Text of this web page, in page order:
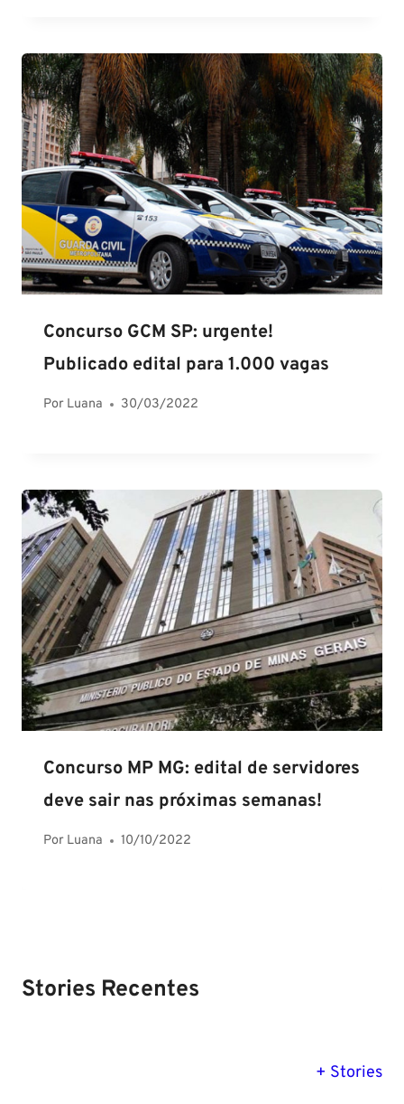
Concurso GCM SP: urgente!
Publicado edital para 1.000 vagas
Por Luana 30/03/2022
Concurso MP MG: edital de servidores
deve sair nas próximas semanas!
Por Luana 10/10/2022
Stories Recentes
+ Stories
MG: